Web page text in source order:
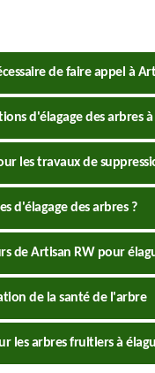
de faire appel à
d'élagage des arbres
les travaux de
d'élagage des arbres ?
de Artisan RW pour
de la santé de l'arbre
les arbres fruitiers à